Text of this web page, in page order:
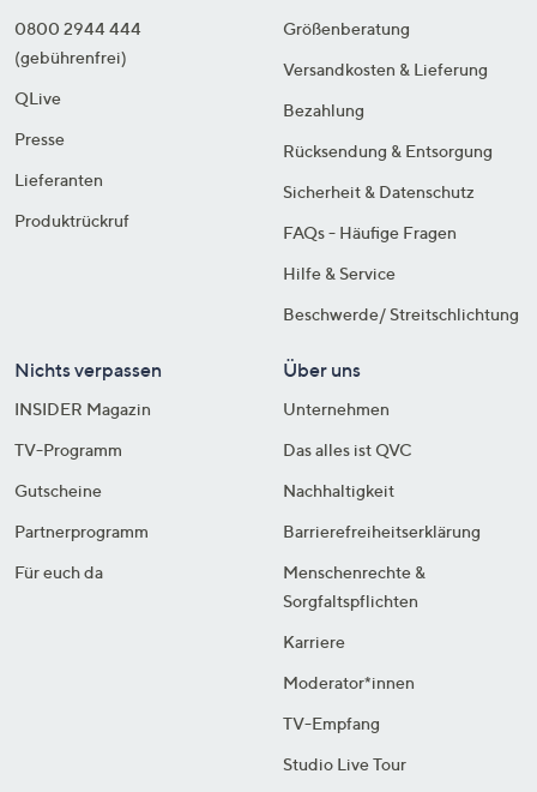
0800 2944 444
(gebührenfrei)
QLive
Presse
Lieferanten
Produktrückruf
Größenberatung
Versandkosten & Lieferung
Bezahlung
Rücksendung & Entsorgung
Sicherheit & Datenschutz
FAQs - Häufige Fragen
Hilfe & Service
Beschwerde/ Streitschlichtung
Nichts verpassen
INSIDER Magazin
TV-Programm
Gutscheine
Partnerprogramm
Für euch da
Über uns
Unternehmen
Das alles ist QVC
Nachhaltigkeit
Barrierefreiheitserklärung
Menschenrechte &
Sorgfaltspflichten
Karriere
Moderator*innen
TV-Empfang
Studio Live Tour